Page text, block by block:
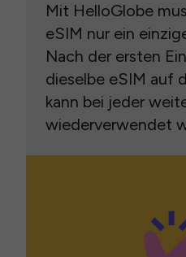
Mit HelloGlobe
eSIM nur ein
Nach der ersten
dieselbe eSIM auf
kann bei jeder
wiederverwendet